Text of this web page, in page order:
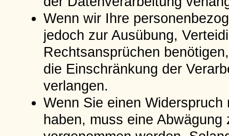
Wenn wir Ihre
jedoch zur Ausübung,
Rechtsansprüchen
die Einschränkung der
verlangen.
Wenn Sie einen
haben, muss eine